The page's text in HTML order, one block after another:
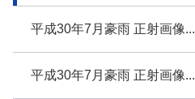
平成30年7月豪雨 正射画像...
平成30年7月豪雨 正射画像...